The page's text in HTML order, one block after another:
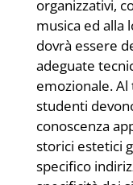
organizzativi,
musica ed alla
dovrà essere
adeguate
emozionale.
studenti
conoscenza
storici estetici
specifico